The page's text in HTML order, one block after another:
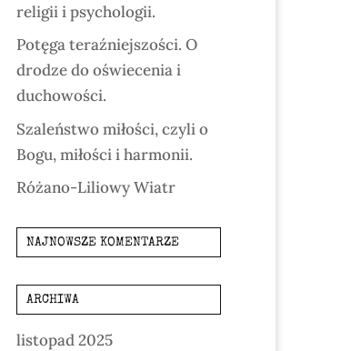
religii i psychologii.
Potęga teraźniejszości. O
drodze do oświecenia i
duchowości.
Szaleństwo miłości, czyli o
Bogu, miłości i harmonii.
Różano-Liliowy Wiatr
NAJNOWSZE KOMENTARZE
ARCHIWA
listopad 2025